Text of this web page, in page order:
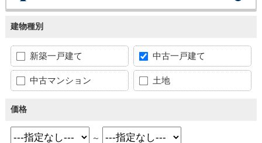
建物種別
新築一戸建て 中古一戸建て
中古マンション 土地
価格
～